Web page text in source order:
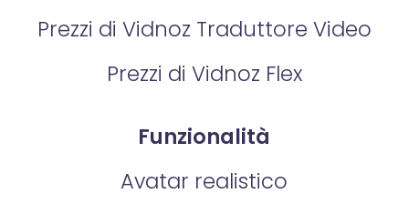
Prezzi di Vidnoz Traduttore Video
Prezzi di Vidnoz Flex
Funzionalità
Avatar realistico